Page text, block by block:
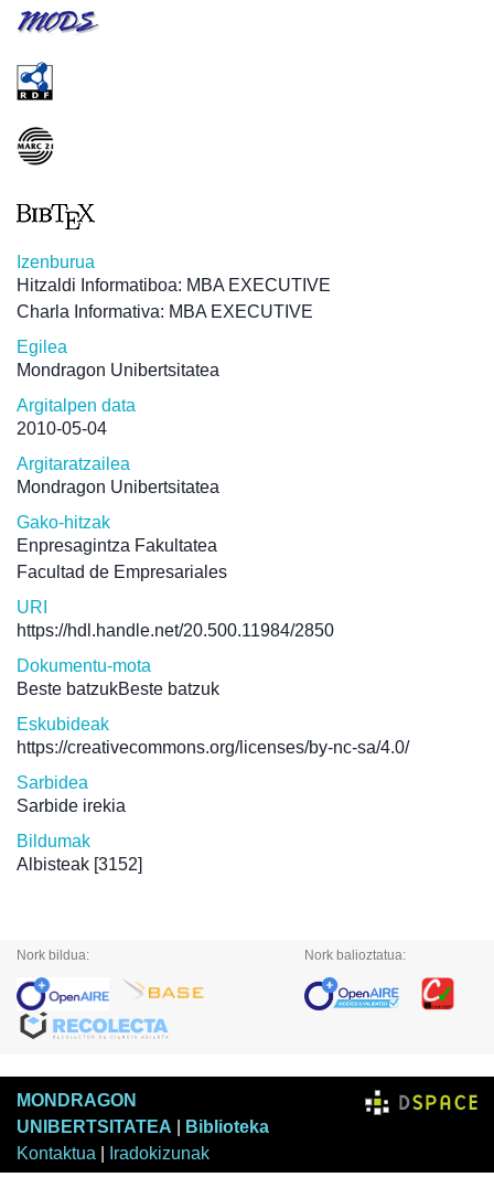
Izenburua
Hitzaldi Informatiboa: MBA EXECUTIVE
Charla Informativa: MBA EXECUTIVE
Egilea
Mondragon Unibertsitatea
Argitalpen data
2010-05-04
Argitaratzailea
Mondragon Unibertsitatea
Gako-hitzak
Enpresagintza Fakultatea
Facultad de Empresariales
URI
https://hdl.handle.net/20.500.11984/2850
Dokumentu-mota
Beste batzukBeste batzuk
Eskubideak
https://creativecommons.org/licenses/by-nc-sa/4.0/
Sarbidea
Sarbide irekia
Bildumak
Albisteak [3152]
Nork bildua: Nork balioztatua:
MONDRAGON
UNIBERTSITATEA
Biblioteka
Kontaktua
Iradokizunak